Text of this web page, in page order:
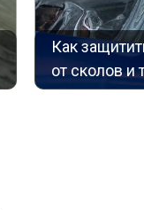
Как
от сколов и